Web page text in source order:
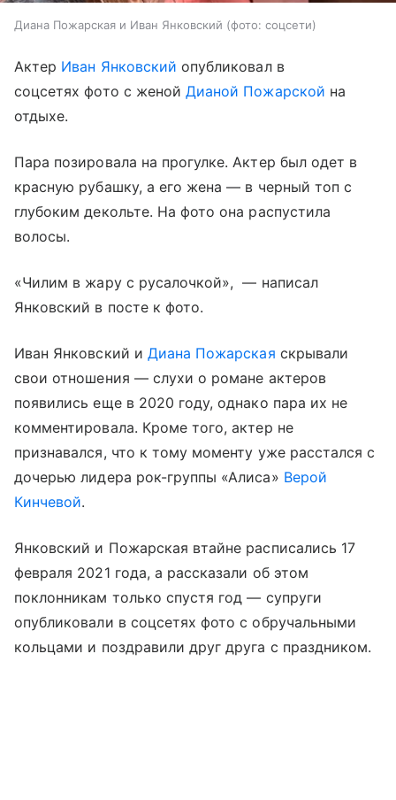
Диана Пожарская и Иван Янковский (фото: соцсети)
Актер Иван Янковский опубликовал в
соцсетях фото с женойДианой Пожарской на
отдыхе.
Пара позировала на прогулке. Актер был одет в
красную рубашку, а его жена — в черный топ с
глубоким декольте. На фото она распустила
волосы.
«Чилим в жару с русалочкой», ­­ — написал
Янковский в посте к фото.
Иван Янковский и Диана Пожарская скрывали
свои отношения — слухи о романе актеров
появились еще в 2020 году, однако пара их не
комментировала. Кроме того, актер не
признавался, что к тому моменту уже расстался с
дочерью лидера рок-группы «Алиса» Верой
Кинчевой.
Янковский и Пожарская втайне расписались 17
февраля 2021 года, а рассказали об этом
поклонникам только спустя год — супруги
опубликовали в соцсетях фото с обручальными
кольцами и поздравили друг друга с праздником.